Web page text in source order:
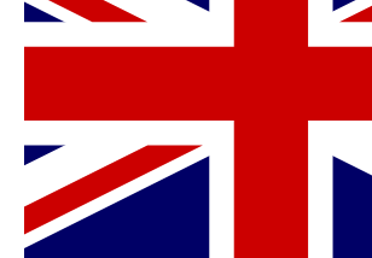
Visa waiver-programmet
Kontakt